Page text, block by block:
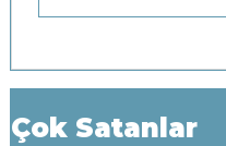
Çok Satanlar